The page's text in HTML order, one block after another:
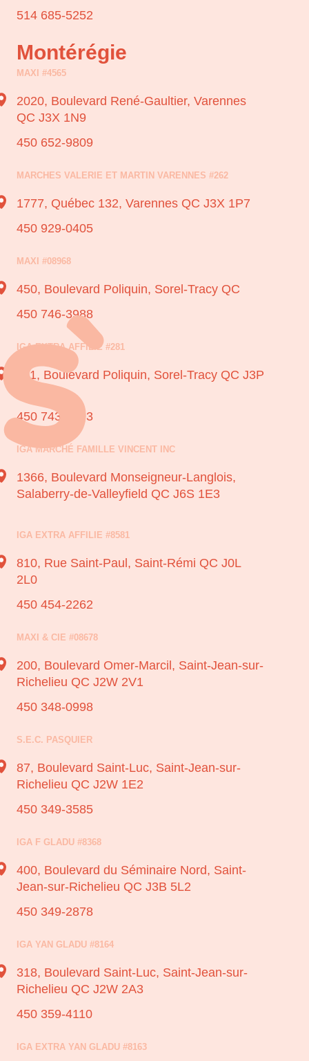
514 685-5252
Montérégie
MAXI #4565
2020, Boulevard René-Gaultier, Varennes
QC J3X 1N9
450 652-9809
MARCHES VALERIE ET MARTIN VARENNES #262
1777, Québec 132, Varennes QC J3X 1P7
450 929-0405
MAXI #08968
450, Boulevard Poliquin, Sorel-Tracy QC
450 746-3988
IGA EXTRA AFFILIE #281
411, Boulevard Poliquin, Sorel-Tracy QC J3P
450 743-3693
IGA MARCHÉ FAMILLE VINCENT INC
1366, Boulevard Monseigneur-Langlois,
Salaberry-de-Valleyfield QC J6S 1E3
IGA EXTRA AFFILIE #8581
810, Rue Saint-Paul, Saint-Rémi QC J0L
2L0
450 454-2262
MAXI & CIE #08678
200, Boulevard Omer-Marcil, Saint-Jean-sur-
Richelieu QC J2W 2V1
450 348-0998
S.E.C. PASQUIER
87, Boulevard Saint-Luc, Saint-Jean-sur-
Richelieu QC J2W 1E2
450 349-3585
IGA F GLADU #8368
400, Boulevard du Séminaire Nord, Saint-
Jean-sur-Richelieu QC J3B 5L2
450 349-2878
IGA YAN GLADU #8164
318, Boulevard Saint-Luc, Saint-Jean-sur-
Richelieu QC J2W 2A3
450 359-4110
IGA EXTRA YAN GLADU #8163